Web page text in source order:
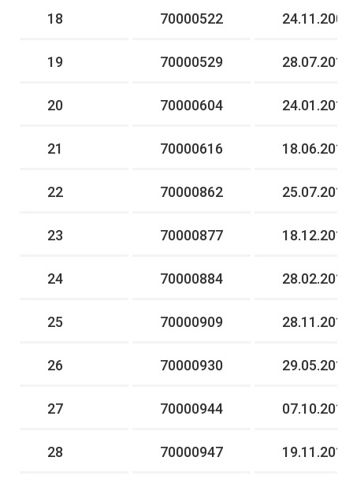
18 70000522 24.11.2009
19 70000529 28.07.2010
20 70000604 24.01.2012
21 70000616 18.06.2012
22 70000862 25.07.2017
23 70000877 18.12.2017
24 70000884 28.02.2018
25 70000909 28.11.2018
26 70000930 29.05.2019
27 70000944 07.10.2019
28 70000947 19.11.2019